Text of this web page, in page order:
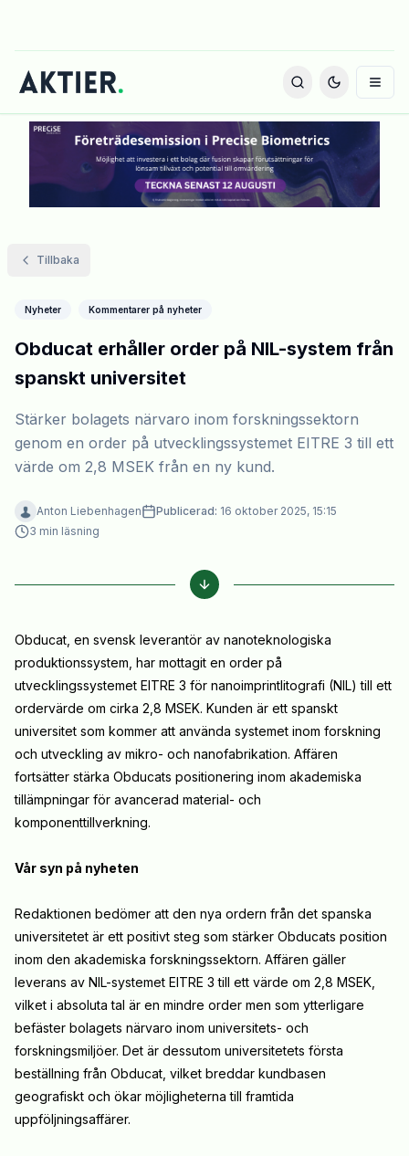
Tillbaka
Nyheter Kommentarer på nyheter
Obducat erhåller order på NIL-system från
spanskt universitet
Stärker bolagets närvaro inom forskningssektorn
genom en order på utvecklingssystemet EITRE 3 till ett
värde om 2,8 MSEK från en ny kund.
Anton Liebenhagen Publicerad: 16 oktober 2025, 15:15
3 min läsning
Obducat, en svensk leverantör av nanoteknologiska
produktionssystem, har mottagit en order på
utvecklingssystemet EITRE 3 för nanoimprintlitografi (NIL) till ett
ordervärde om cirka 2,8 MSEK. Kunden är ett spanskt
universitet som kommer att använda systemet inom forskning
och utveckling av mikro- och nanofabrikation. Affären
fortsätter stärka Obducats positionering inom akademiska
tillämpningar för avancerad material- och
komponenttillverkning.
Vår syn på nyheten
Redaktionen bedömer att den nya ordern från det spanska
universitetet är ett positivt steg som stärker Obducats position
inom den akademiska forskningssektorn. Affären gäller
leverans av NIL-systemet EITRE 3 till ett värde om 2,8 MSEK,
vilket i absoluta tal är en mindre order men som ytterligare
befäster bolagets närvaro inom universitets- och
forskningsmiljöer. Det är dessutom universitetets första
beställning från Obducat, vilket breddar kundbasen
geografiskt och ökar möjligheterna till framtida
uppföljningsaffärer.